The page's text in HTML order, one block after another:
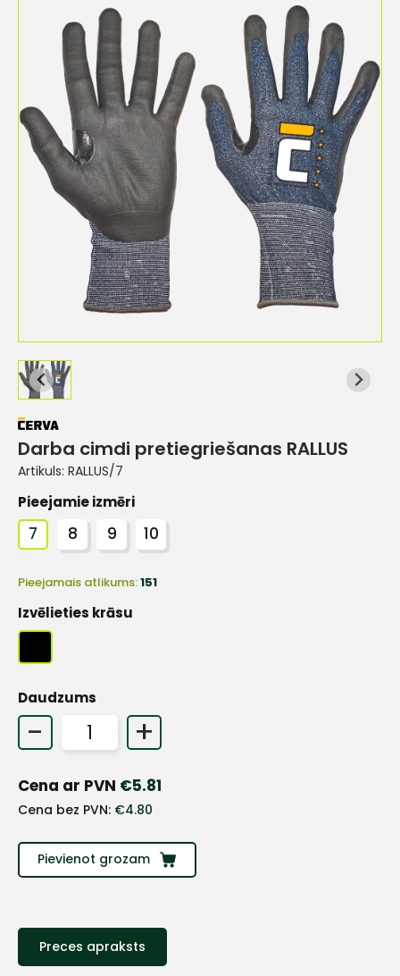
Darba cimdi pretiegriešanas RALLUS
Artikuls: RALLUS/7
Pieejamie izmēri
7 8 9 10
Pieejamais atlikums:151
Izvēlieties krāsu
Daudzums
- +
Cena ar PVN €5.81
Cena bez PVN: €4.80
Pievienot grozam
Preces apraksts
+